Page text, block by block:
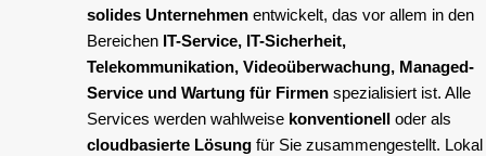
solides Unternehmen entwickelt, das vor allem in den
Bereichen IT-Service, IT-Sicherheit,
Telekommunikation, Videoüberwachung, Managed-
Service und Wartung für Firmen spezialisiert ist. Alle
Services werden wahlweise konventionell oder als
cloudbasierte Lösung für Sie zusammengestellt. Lokal